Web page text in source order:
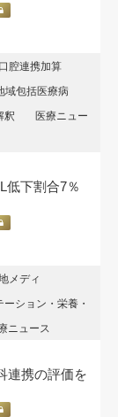
腔連携加算
域包括医療病
釈
医療ニュー
低下割合7％
メディ
ーション・栄養・
ニュース
連携の評価を